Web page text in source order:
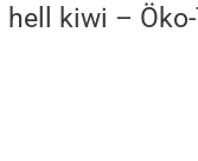
kiwi –